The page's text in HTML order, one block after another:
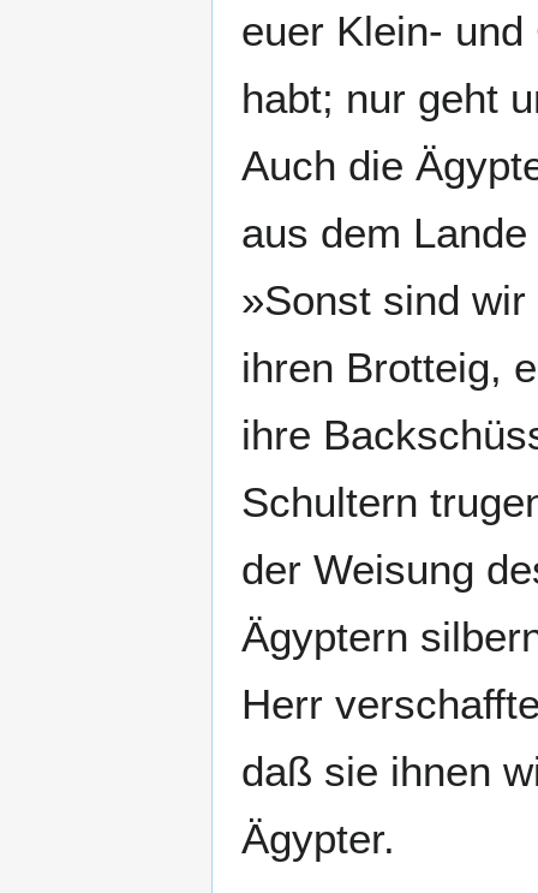
euer Klein-
habt; nur geht
Auch die
aus dem
»Sonst sind
ihren Brotteig,
ihre
Schultern
der Weisung
Ägyptern
Herr
daß sie ihnen
Ägypter.